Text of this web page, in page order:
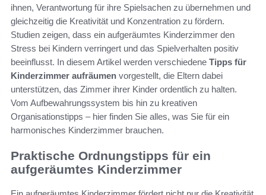
ihnen, Verantwortung für ihre Spielsachen zu übernehmen und
gleichzeitig die Kreativität und Konzentration zu fördern.
Studien zeigen, dass ein aufgeräumtes Kinderzimmer den
Stress bei Kindern verringert und das Spielverhalten positiv
beeinflusst. In diesem Artikel werden verschiedene Tipps für
Kinderzimmer aufräumen vorgestellt, die Eltern dabei
unterstützen, das Zimmer ihrer Kinder ordentlich zu halten.
Vom Aufbewahrungssystem bis hin zu kreativen
Organisationstipps – hier finden Sie alles, was Sie für ein
harmonisches Kinderzimmer brauchen.
Praktische Ordnungstipps für ein
aufgeräumtes Kinderzimmer